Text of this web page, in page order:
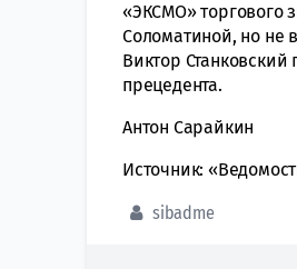
«ЭКСМО» торгового
Соломатиной, но не
Виктор
прецедента.
Антон Сарайкин
Источник:
sibadme